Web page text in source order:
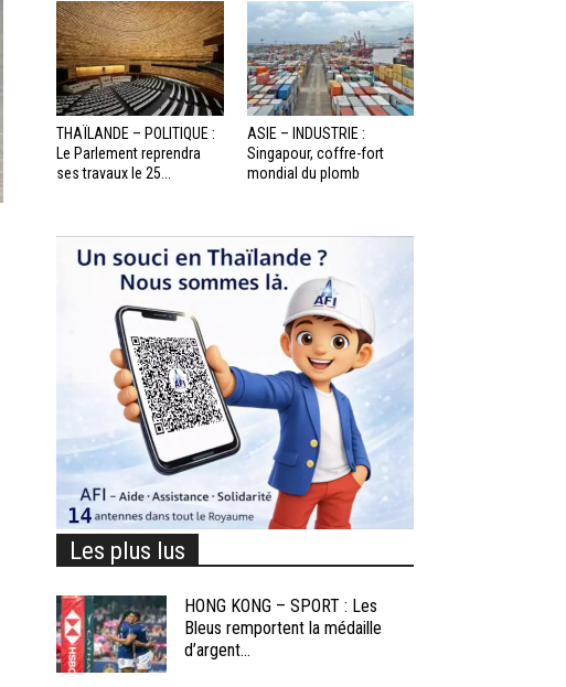
THAÏLANDE – POLITIQUE :
Le Parlement reprendra
ses travaux le 25...
ASIE – INDUSTRIE :
Singapour, coffre-fort
mondial du plomb
Les plus lus
HONG KONG – SPORT : Les
Bleus remportent la médaille
d’argent...